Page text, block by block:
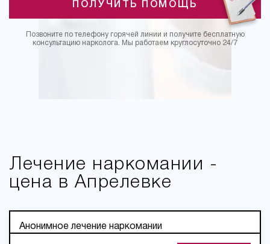
ПОЛУЧИТЬ ПОМОЩЬ
Позвоните по телефону горячей линии и получите бесплатную
консультацию нарколога. Мы работаем круглосуточно 24/7
Лечение наркомании -
цена в Апрелевке
Анонимное лечение наркомании